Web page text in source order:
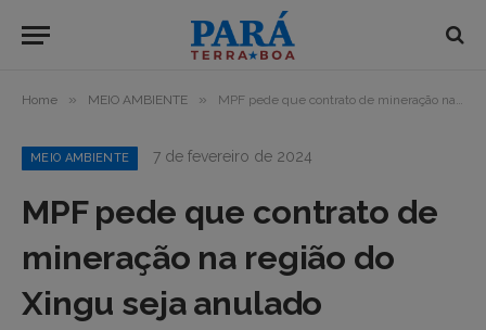
Home » MEIO AMBIENTE » MPF pede que contrato de mineração na região do Xingu seja anulado
MEIO AMBIENTE 7 de fevereiro de 2024
MPF pede que contrato de
mineração na região do
Xingu seja anulado